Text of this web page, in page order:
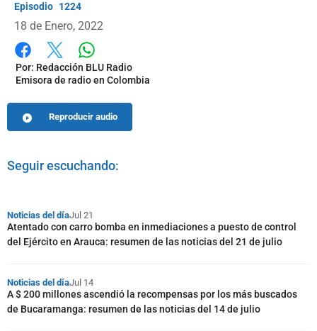
1224
18 de Enero, 2022
Facebook
X Whatsapp
Por: Redacción BLU Radio
Emisora de radio en Colombia
Reproducir audio
Seguir escuchando:
Noticias del díaJul 21
Atentado con carro bomba en inmediaciones a puesto de control
del Ejército en Arauca: resumen de las noticias del 21 de julio
Noticias del díaJul 14
A $ 200 millones ascendió la recompensas por los más buscados
de Bucaramanga: resumen de las noticias del 14 de julio